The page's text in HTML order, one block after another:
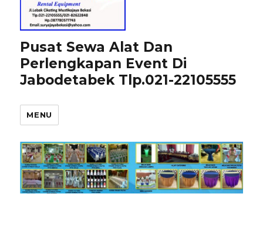
Pusat Sewa Alat Dan
Perlengkapan Event Di
Jabodetabek Tlp.021-22105555
MENU